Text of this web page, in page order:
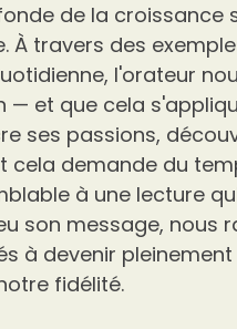
de la croissance
travers des
l'orateur
et que cela
ses passions,
cela demande du
à une lecture
son message, nous
à devenir
fidélité.